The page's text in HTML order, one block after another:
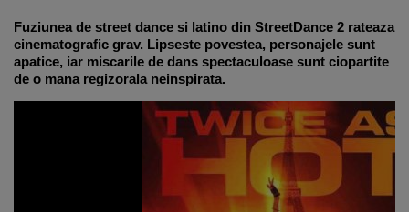
Fuziunea de street dance si latino din StreetDance 2 rateaza
cinematografic grav. Lipseste povestea, personajele sunt
apatice, iar miscarile de dans spectaculoase sunt ciopartite
de o mana regizorala neinspirata.